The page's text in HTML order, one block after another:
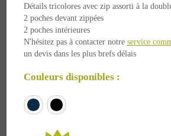
Détails tricolores avec zip assorti à la
2 poches devant zippées
2 poches intérieures
N'hésitez pas à contacter notre service
un devis dans les plus brefs délais
Couleurs disponibles :